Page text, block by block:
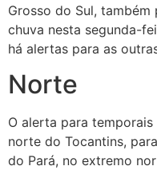
Grosso do Sul,
chuva nesta segunda-
há alertas para as
Norte
O alerta para
norte do Tocantins,
do Pará, no extremo